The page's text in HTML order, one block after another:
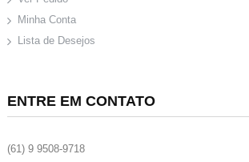
Minha Conta
Lista de Desejos
ENTRE EM CONTATO
(61) 9 9508-9718